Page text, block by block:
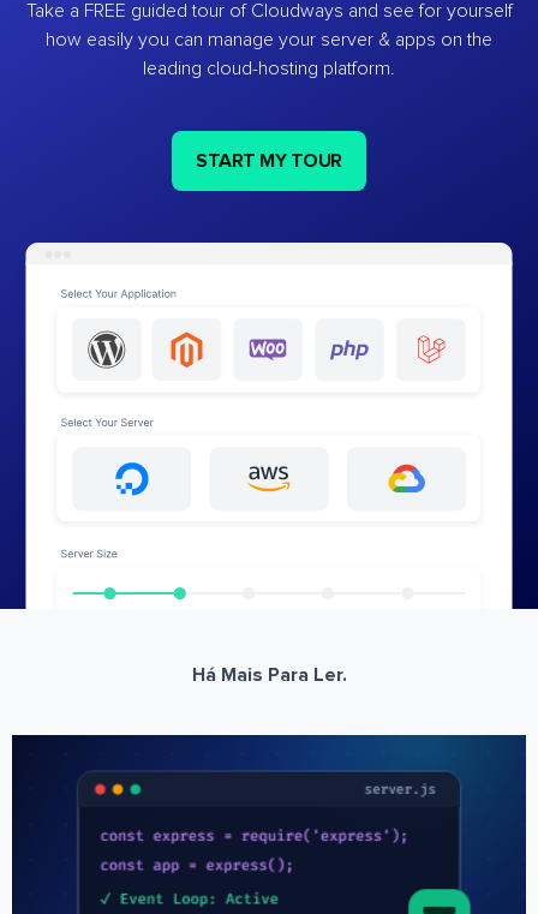
Take a FREE guided tour of Cloudways and see for yourself
how easily you can manage your server & apps on the
leading cloud-hosting platform.
START MY TOUR
Há Mais Para Ler.